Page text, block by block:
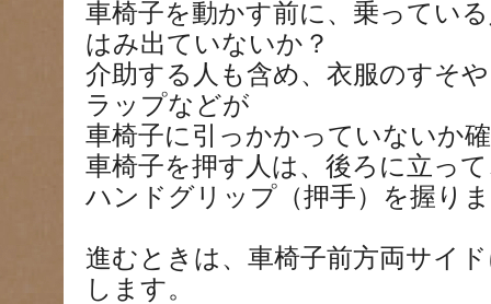
車椅子を動かす前に、乗ってい
はみ出ていないか？
介助する人も含め、衣服のすそ
ラップなどが
車椅子に引っかかっていないか
車椅子を押す人は、後ろに立っ
ハンドグリップ（押手）を握り
進むときは、車椅子前方両サイ
します。